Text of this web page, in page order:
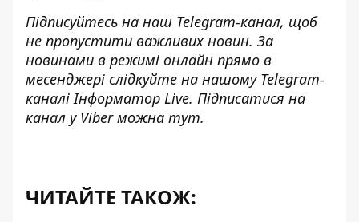
Підписуйтесь на наш Telegram-канал, щоб
не пропустити важливих новин. За
новинами в режимі онлайн прямо в
месенджері слідкуйте на нашому Telegram-
каналіІнформатор Live. Підписатися на
канал у Viber можна тут.
ЧИТАЙТЕ ТАКОЖ: